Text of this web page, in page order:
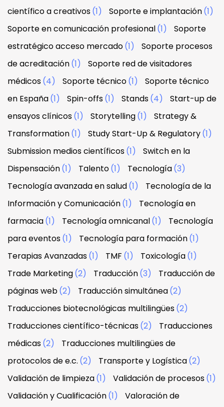
científico a creativos(1) Soporte e implantación(1)
Soporte en comunicación profesional(1)
Soporte
estratégico acceso mercado(1)
Soporte procesos
de acreditación(1)
Soporte red de visitadores
médicos(4) Soporte técnico(1)
Soporte técnico
en España(1) Spin-offs(1) Stands(4)
Start-up de
ensayos clínicos(1) Storytelling(1)
Strategy &
Transformation(1) Study Start-Up & Regulatory(1)
Submission medios científicos(1)
Switch en la
Dispensación(1) Talento(1) Tecnología(3)
Tecnología avanzada en salud(1)
Tecnología de la
Información y Comunicación(1)
Tecnología en
farmacia(1) Tecnología omnicanal(1)
Tecnología
para eventos(1) Tecnología para formación(1)
Terapias Avanzadas(1) TMF (1) Toxicología(1)
Trade Marketing(2) Traducción(3)
Traducción de
páginas web(2) Traducción simultánea(2)
Traducciones biotecnológicas multilingües(2)
Traducciones científico-técnicas(2)
Traducciones
médicas(2)
Traducciones multilingües de
protocolos de e.c. (2) Transporte y Logística(2)
Validación de limpieza(1) Validación de procesos(1)
Validación y Cualificación(1)
Valoración de